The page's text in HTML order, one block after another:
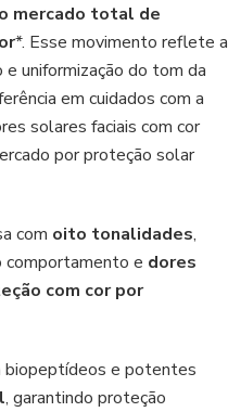
mercado total de
*. Esse movimento reflete a
uniformização do tom da
em cuidados com a
solares faciais com cor
por proteção solar
com oito tonalidades,
comportamento e dores
com cor por
biopeptídeos e potentes
, garantindo proteção